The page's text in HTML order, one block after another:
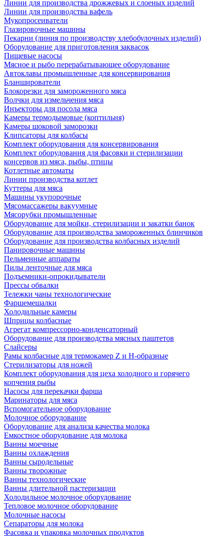
Линии для производства дрожжевых и слоеных изделий
Линии для производства вафель
Мукопросеиватели
Глазировочные машины
Пекарни (линия по производству хлебобулочных изделий)
Оборудование для приготовления заквасок
Пищевые насосы
Мясное и рыбо перерабатывающее оборудование
Автоклавы промышленные для консервирования
Бланширователи
Блокорезки для замороженного мяса
Волчки для измельчения мяса
Инъекторы для посола мяса
Камеры термодымовые (коптильня)
Камеры шоковой заморозки
Клипсаторы для колбасы
Комплект оборудования для консервирования
Комплект оборудования для фасовки и стерилизации
консервов из мяса, рыбы, птицы
Котлетные автоматы
Линии производства котлет
Куттеры для мяса
Машины укупорочные
Мясомассажеры вакуумные
Мясорубки промышленные
Оборудование для мойки, стерилизации и закатки банок
Оборудование для производства замороженных блинчиков
Оборудование для производства колбасных изделий
Панировочные машины
Пельменные аппараты
Пилы ленточные для мяса
Подъемники-опрокидыватели
Прессы обвалки
Тележки чаны технологические
Фаршемешалки
Холодильные камеры
Шприцы колбасные
Агрегат компрессорно-конденсаторный
Оборудование для производства мясных паштетов
Слайсеры
Рамы колбасные для термокамер Z и H-образные
Стерилизаторы для ножей
Комплект оборудования для цеха холодного и горячего
копчения рыбы
Насосы для перекачки фарша
Маринаторы для мяса
Вспомогательное оборудование
Молочное оборудование
Оборудование для анализа качества молока
Емкостное оборудование для молока
Ванны моечные
Ванны охлаждения
Ванны сыродельные
Ванны творожные
Ванны технологические
Ванны длительной пастеризации
Холодильное молочное оборудование
Тепловое молочное оборудование
Молочные насосы
Сепараторы для молока
Фасовка и упаковка молочных продуктов